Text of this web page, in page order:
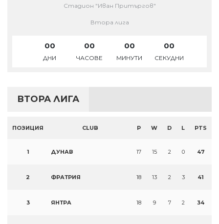
Стадион "Иван Притъргов"
Втора лига
00
ДНИ
00
ЧАСОВЕ
00
МИНУТИ
00
СЕКУДНИ
ВТОРА ЛИГА
ПОЗИЦИЯ CLUB P W D L PTS
1 ДУНАВ 17 15 2 0 47
2 ФРАТРИЯ 18 13 2 3 41
3 ЯНТРА 18 9 7 2 34